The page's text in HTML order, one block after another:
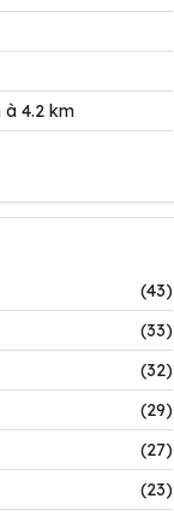
à 4.2 km
(43)
(33)
(32)
(29)
(27)
(23)